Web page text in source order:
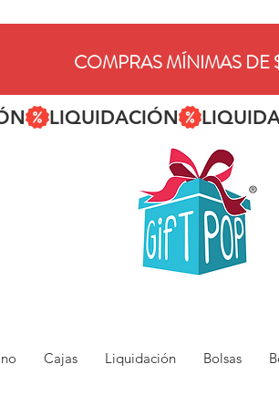
COMPRAS MÍNIMAS
Cajas Liquidación Bolsas